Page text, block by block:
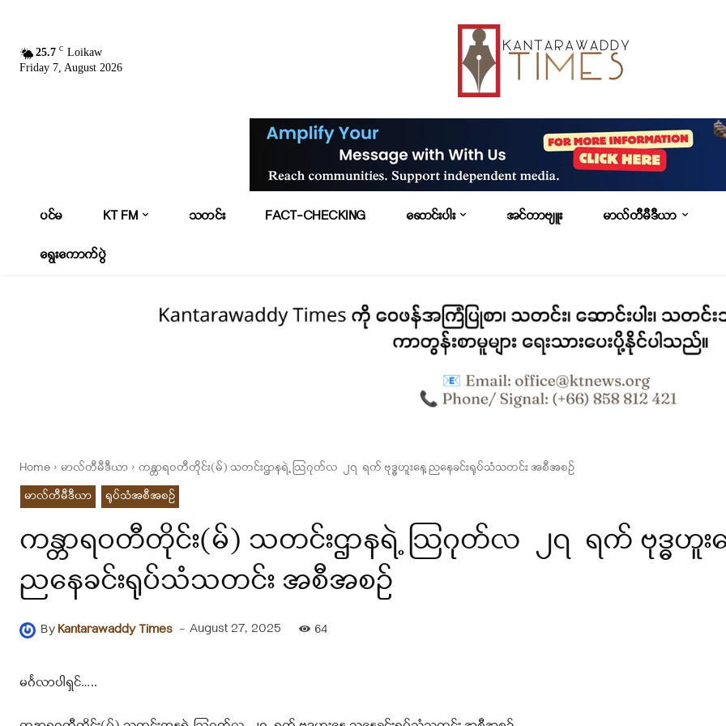
25.7 C Loikaw
Friday 7, August 2026
ပင်မ KT FM သတင်း FACT-CHECKING ဆောင်းပါး အင်တာဗျူး မာလ်တီမီဒီယာ
ရွေးကောက်ပွဲ
Home မာလ်တီမီဒီယာ
ကန္တာရဝတီတိုင်း(မ်) သတင်းဌာနရဲ့ ဩဂုတ်လ ၂၇ ရက် ဗုဒ္ဓဟူးနေ့ ညနေခင်းရုပ်သံသတင်း အစီအစဉ်
မာလ်တီမီဒီယာ
ရုပ်သံအစီအစဉ်
ကန္တာရဝတီတိုင်း(မ်) သတင်းဌာနရဲ့ ဩဂုတ်လ ၂၇ ရက် ဗုဒ္ဓဟူး
ညနေခင်းရုပ်သံသတင်း အစီအစဉ်
ByKantarawaddy Times - August 27, 2025 64
မင်္ဂလာပါရှင်…..